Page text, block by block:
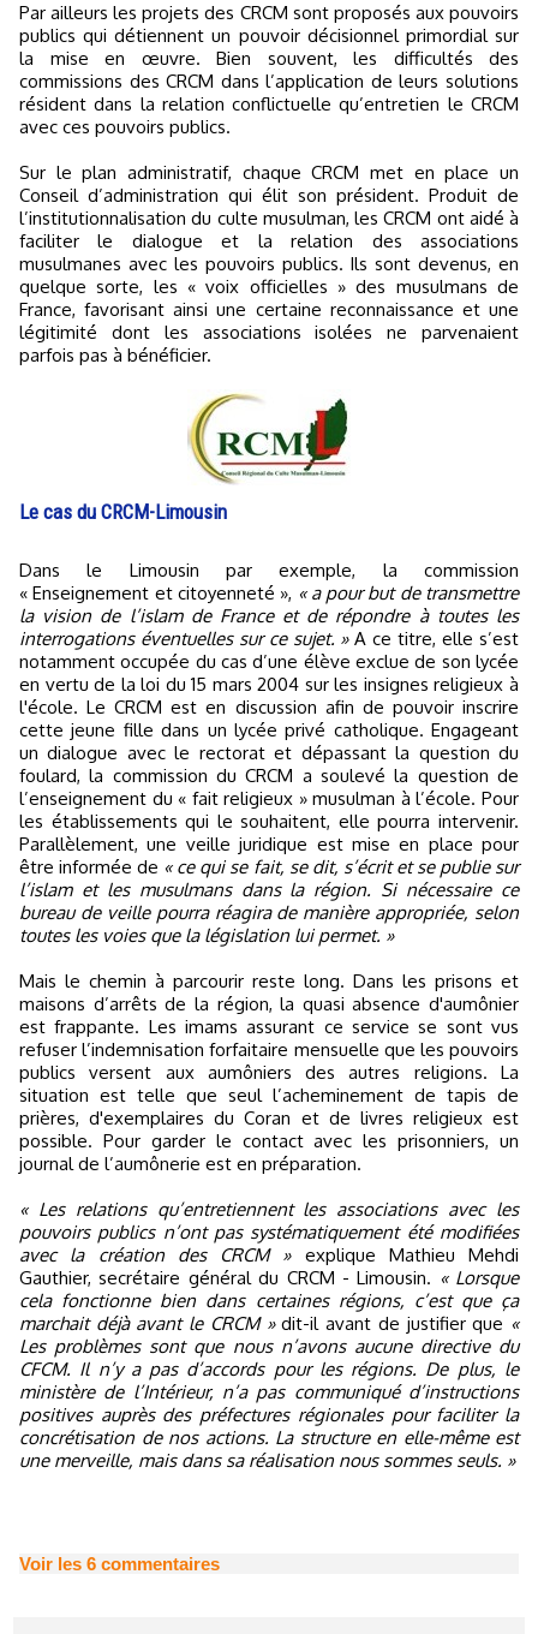
Par ailleurs les projets des CRCM sont proposés aux pouvoirs
publics qui détiennent un pouvoir décisionnel primordial sur
la mise en œuvre. Bien souvent, les difficultés des
commissions des CRCM dans l’application de leurs solutions
résident dans la relation conflictuelle qu’entretien le CRCM
avec ces pouvoirs publics.
Sur le plan administratif, chaque CRCM met en place un
Conseil d’administration qui élit son président. Produit de
l’institutionnalisation du culte musulman, les CRCM ont aidé à
faciliter le dialogue et la relation des associations
musulmanes avec les pouvoirs publics. Ils sont devenus, en
quelque sorte, les « voix officielles » des musulmans de
France, favorisant ainsi une certaine reconnaissance et une
légitimité dont les associations isolées ne parvenaient
parfois pas à bénéficier.
Le cas du CRCM-Limousin
Dans le Limousin par exemple, la commission
« Enseignement et citoyenneté », « a pour but de transmettre
la vision de l’islam de France et de répondre à toutes les
interrogations éventuelles sur ce sujet. »A ce titre, elle s’est
notamment occupée du cas d’une élève exclue de son lycée
en vertu de la loi du 15 mars 2004 sur les insignes religieux à
l'école. Le CRCM est en discussion afin de pouvoir inscrire
cette jeune fille dans un lycée privé catholique. Engageant
un dialogue avec le rectorat et dépassant la question du
foulard, la commission du CRCM a soulevé la question de
l’enseignement du « fait religieux » musulman à l’école. Pour
les établissements qui le souhaitent, elle pourra intervenir.
Parallèlement, une veille juridique est mise en place pour
être informée de « ce qui se fait, se dit, s’écrit et se publie sur
l’islam et les musulmans dans la région. Si nécessaire ce
bureau de veille pourra réagira de manière appropriée, selon
toutes les voies que la législation lui permet. »
Mais le chemin à parcourir reste long. Dans les prisons et
maisons d’arrêts de la région, la quasi absence d'aumônier
est frappante. Les imams assurant ce service se sont vus
refuser l’indemnisation forfaitaire mensuelle que les pouvoirs
publics versent aux aumôniers des autres religions. La
situation est telle que seul l’acheminement de tapis de
prières, d'exemplaires du Coran et de livres religieux est
possible. Pour garder le contact avec les prisonniers, un
journal de l’aumônerie est en préparation.
« Les relations qu’entretiennent les associations avec les
pouvoirs publics n’ont pas systématiquement été modifiées
avec la création des CRCM »explique Mathieu Mehdi
Gauthier, secrétaire général du CRCM - Limousin. « Lorsque
cela fonctionne bien dans certaines régions, c’est que ça
marchait déjà avant le CRCM »dit-il avant de justifier que «
Les problèmes sont que nous n’avons aucune directive du
CFCM. Il n’y a pas d’accords pour les régions. De plus, le
ministère de l’Intérieur, n’a pas communiqué d’instructions
positives auprès des préfectures régionales pour faciliter la
concrétisation de nos actions. La structure en elle-même est
une merveille, mais dans sa réalisation nous sommes seuls. »
Voir les 6 commentaires